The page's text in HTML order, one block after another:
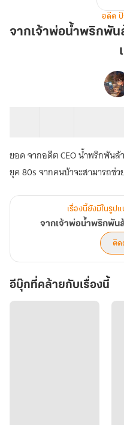
พ่อ
แห่ง
ยุค
เล่ม
1
อดีต
จากเจ้าพ่อน้ำพริกพั
ยอด จากอดีต CEO น้ำพริกพันล้
ยุค 80s จากคนบ้าจะสามารถช่
เรื่องนี้ยังมีในรูป
จากเจ้าพ่อน้ำพริกพัน
ติด
อีบุ๊กที่คล้ายกับเรื่องนี้